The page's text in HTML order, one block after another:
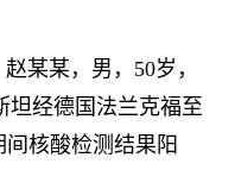
某，男，50岁，
坦经德国法兰克福至
间核酸检测结果阳